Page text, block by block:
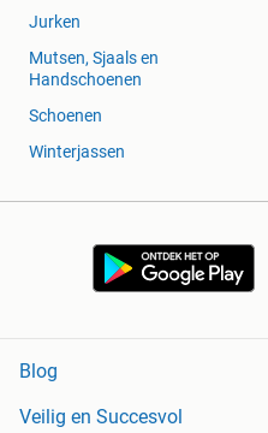
Jurken
Mutsen, Sjaals en
Handschoenen
Schoenen
Winterjassen
Blog
Veilig en Succesvol